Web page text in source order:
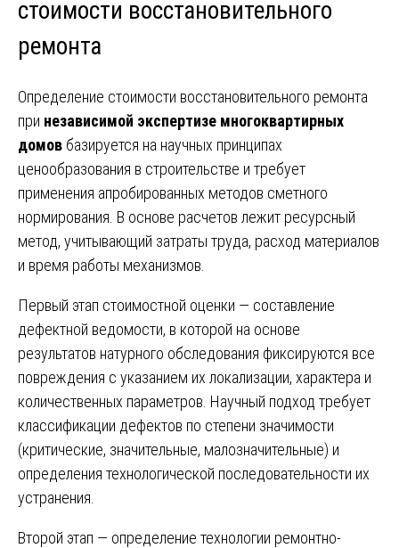
стоимости восстановительного
ремонта
Определение стоимости восстановительного ремонта
при независимой экспертизе многоквартирных
домов базируется на научных принципах
ценообразования в строительстве и требует
применения апробированных методов сметного
нормирования. В основе расчетов лежит ресурсный
метод, учитывающий затраты труда, расход материалов
и время работы механизмов.
Первый этап стоимостной оценки — составление
дефектной ведомости, в которой на основе
результатов натурного обследования фиксируются все
повреждения с указанием их локализации, характера и
количественных параметров. Научный подход требует
классификации дефектов по степени значимости
(критические, значительные, малозначительные) и
определения технологической последовательности их
устранения.
Второй этап — определение технологии ремонтно-